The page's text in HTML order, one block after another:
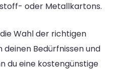
oder Metallkartons.
Wahl der richtigen
deinen Bedürfnissen und
du eine kostengünstige